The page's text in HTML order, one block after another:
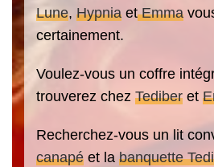
Lune, Hypnia etEmma
certainement.
Voulez-vous un coffre
trouverez chez Tediber et
Recherchez-vous un lit
canapé et la banquette